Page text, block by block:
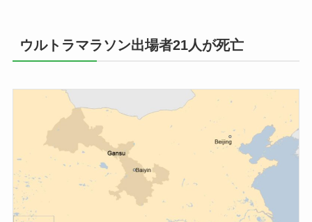
ウルトラマラソン出場者21人が死亡